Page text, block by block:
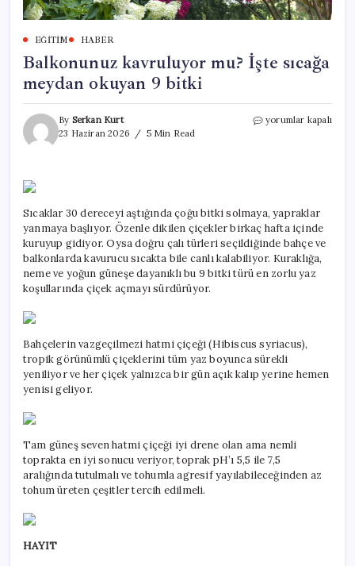
EĞITIM HABER
Balkonunuz kavruluyor mu? İşte sıcağa
meydan okuyan 9 bitki
By Serkan Kurt
23 Haziran 2026
5 Min Read
Balkonunuz
9
bitki
için
yorumlar kapalı
Sıcaklar 30 dereceyi aştığında çoğu bitki solmaya, yapraklar
yanmaya başlıyor. Özenle dikilen çiçekler birkaç hafta içinde
kuruyup gidiyor. Oysa doğru çalı türleri seçildiğinde bahçe ve
balkonlarda kavurucu sıcakta bile canlı kalabiliyor. Kuraklığa,
neme ve yoğun güneşe dayanıklı bu 9 bitki türü en zorlu yaz
koşullarında çiçek açmayı sürdürüyor.
Bahçelerin vazgeçilmezi hatmi çiçeği (Hibiscus syriacus),
tropik görünümlü çiçeklerini tüm yaz boyunca sürekli
yeniliyor ve her çiçek yalnızca bir gün açık kalıp yerine hemen
yenisi geliyor.
Tam güneş seven hatmi çiçeği iyi drene olan ama nemli
toprakta en iyi sonucu veriyor, toprak pH’ı 5,5 ile 7,5
aralığında tutulmalı ve tohumla agresif yayılabileceğinden az
tohum üreten çeşitler tercih edilmeli.
HAYIT